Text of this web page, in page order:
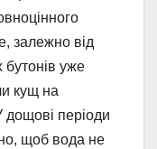
залежно від
уже
кущ на
дощові періоди
щоб вода не